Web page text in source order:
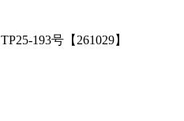
193号【261029】